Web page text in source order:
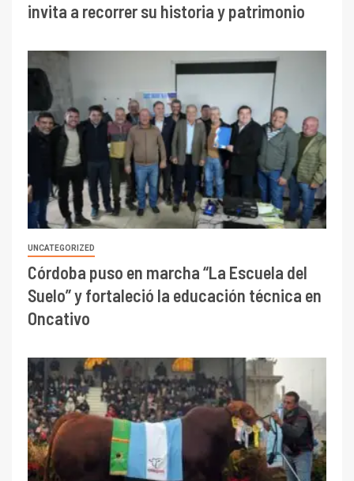
invita a recorrer su historia y patrimonio
UNCATEGORIZED
Córdoba puso en marcha “La Escuela del
Suelo” y fortaleció la educación técnica en
Oncativo